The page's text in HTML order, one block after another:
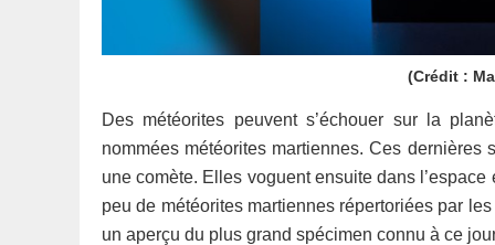
(Crédit :
Des météorites peuvent s’échouer sur la
nommées météorites martiennes. Ces
une comète. Elles voguent ensuite dans
peu de météorites martiennes répertoriées par
un aperçu du plus grand spécimen connu à ce